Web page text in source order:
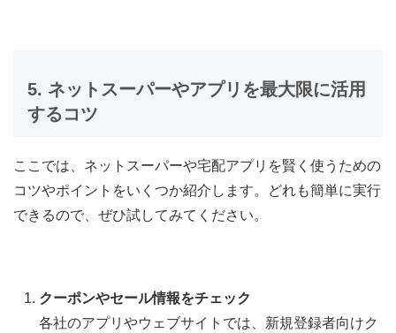
5. ネットスーパーやアプリを最大限に活用
するコツ
ここでは、ネットスーパーや宅配アプリを賢く使うための
コツやポイントをいくつか紹介します。どれも簡単に実行
できるので、ぜひ試してみてください。
クーポンやセール情報をチェック
各社のアプリやウェブサイトでは、新規登録者向けク